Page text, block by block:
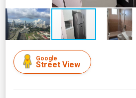
Google
Street View